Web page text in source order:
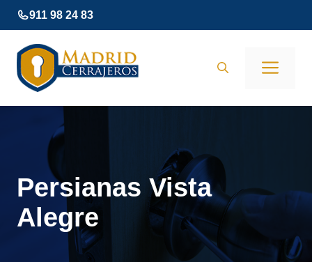
Saltar
al
contenido
911 98 24 83
Persianas Vista
Alegre